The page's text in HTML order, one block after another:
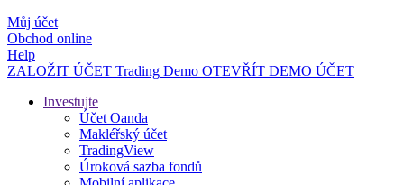
Můj účet
Obchod online
Help
ZALOŽIT ÚČET Trading Demo OTEVŘÍT DEMO ÚČET
Investujte
Účet Oanda
Makléřský účet
TradingView
Úroková sazba fondů